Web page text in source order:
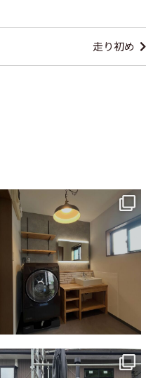
走り初め
tomohouseinc
7月 13
tomohouseinc
6月 3